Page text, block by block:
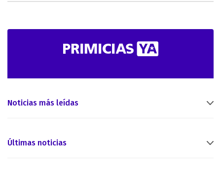
Noticias más leídas
Últimas noticias